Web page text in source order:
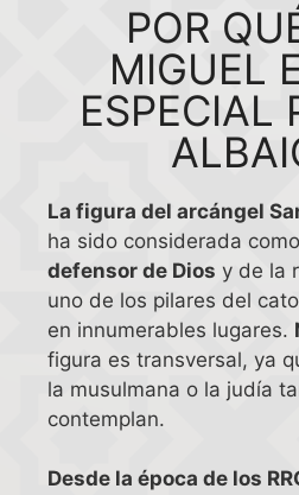
POR
MIGUEL
ESPECIAL
La figura del arcángel
ha sido considerada como
defensor de Dios y de la
uno de los pilares del
en innumerables lugares.
figura es transversal, ya
la musulmana o la judía
contemplan.
Desde la época de los